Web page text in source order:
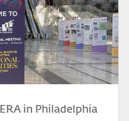
in Philadelphia